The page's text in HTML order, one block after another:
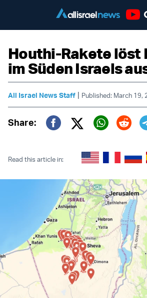
Houthi-Rakete löst
im Süden Israels
All Israel News Staff | Published: March 19,
Share:
Twitter (X)
Read this article in: